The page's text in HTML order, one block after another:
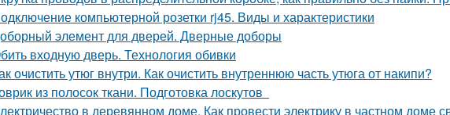
компьютерной розетки rj45. Виды и характеристики
элемент для дверей. Дверные доборы
входную дверь. Технология обивки
очистить утюг внутри. Как очистить внутреннюю часть утюга от накипи?
из полосок ткани. Подготовка лоскутов
в деревянном доме. Как провести электрику в частном доме